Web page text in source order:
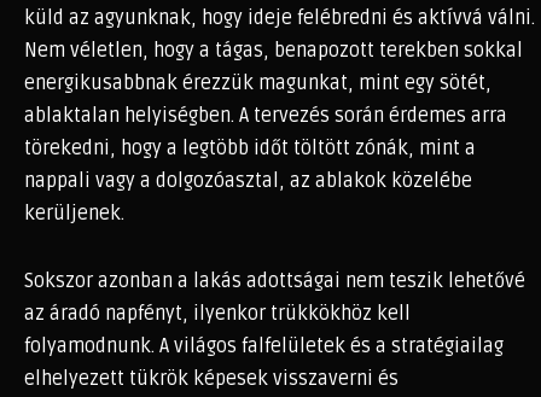
küld az agyunknak, hogy ideje felébredni és aktívvá válni.
Nem véletlen, hogy a tágas, benapozott terekben sokkal
energikusabbnak érezzük magunkat, mint egy sötét,
ablaktalan helyiségben. A tervezés során érdemes arra
törekedni, hogy a legtöbb időt töltött zónák, mint a
nappali vagy a dolgozóasztal, az ablakok közelébe
kerüljenek.
Sokszor azonban a lakás adottságai nem teszik lehetővé
az áradó napfényt, ilyenkor trükkökhöz kell
folyamodnunk. A világos falfelületek és a stratégiailag
elhelyezett tükrök képesek visszaverni és